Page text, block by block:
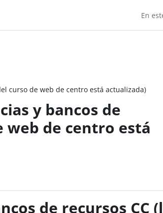
En
curso de web de centro está actualizada)
y bancos de
web de centro está
de recursos CC